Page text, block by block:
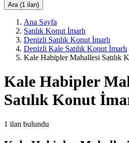
Ara (1 ilan)
Ana Sayfa
Satılık Konut İmarlı
Denizli Satılık Konut İmarlı
Denizli Kale Satılık Konut İmarlı
Kale Habipler Mahallesi Satılık
Kale Habipler
Satılık Konut
1 ilan bulundu